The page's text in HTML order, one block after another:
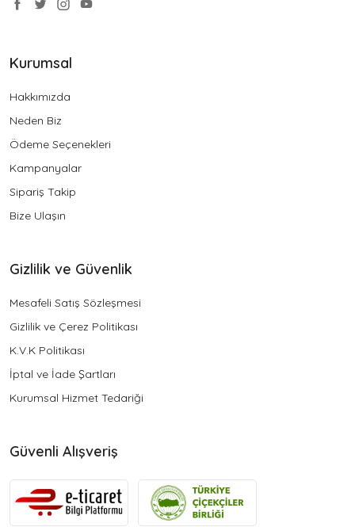
Kurumsal
Hakkımızda
Neden Biz
Ödeme Seçenekleri
Kampanyalar
Sipariş Takip
Bize Ulaşın
Gizlilik ve Güvenlik
Mesafeli Satış Sözleşmesi
Gizlilik ve Çerez Politikası
K.V.K Politikası
İptal ve İade Şartları
Kurumsal Hizmet Tedariği
Güvenli Alışveriş